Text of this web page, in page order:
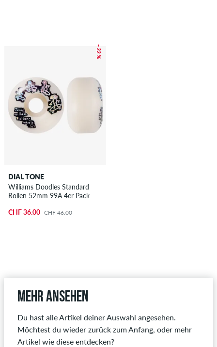
– 22 %
DIAL TONE
Williams Doodles Standard
Rollen 52mm 99A 4er Pack
CHF 36.00 CHF 46.00
Mehr ansehen
Du hast alle Artikel deiner Auswahl angesehen.
Möchtest du wieder zurück zum Anfang, oder mehr
Artikel wie diese entdecken?